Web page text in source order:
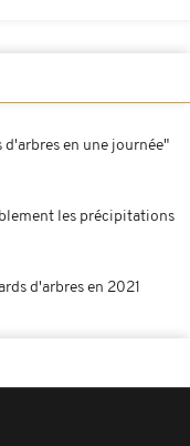
en une journée"
les précipitations
d'arbres en 2021